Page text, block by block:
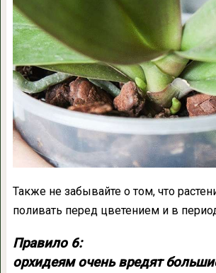
Также не забывайте о том, что
поливать перед цветением и в
Правило 6:
орхидеям очень вредят